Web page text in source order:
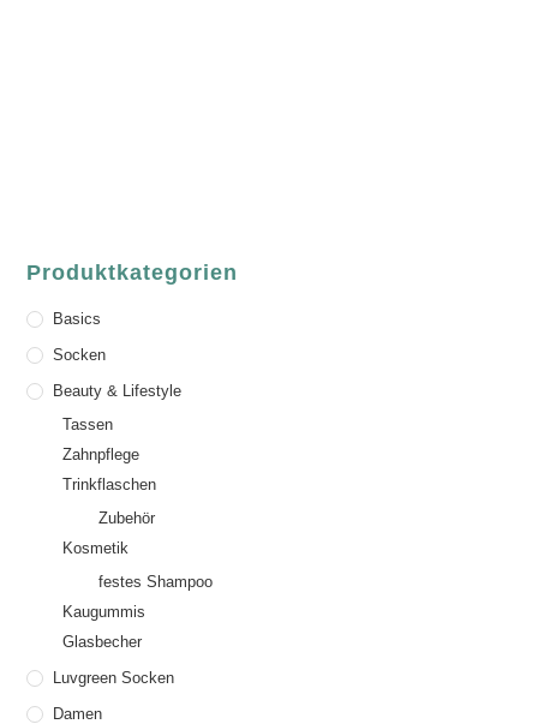
Produktkategorien
Basics
Socken
Beauty & Lifestyle
Tassen
Zahnpflege
Trinkflaschen
Zubehör
Kosmetik
festes Shampoo
Kaugummis
Glasbecher
Luvgreen Socken
Damen